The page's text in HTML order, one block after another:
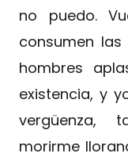
no puedo.
consumen
hombres
existencia, y
vergüenza,
morirme